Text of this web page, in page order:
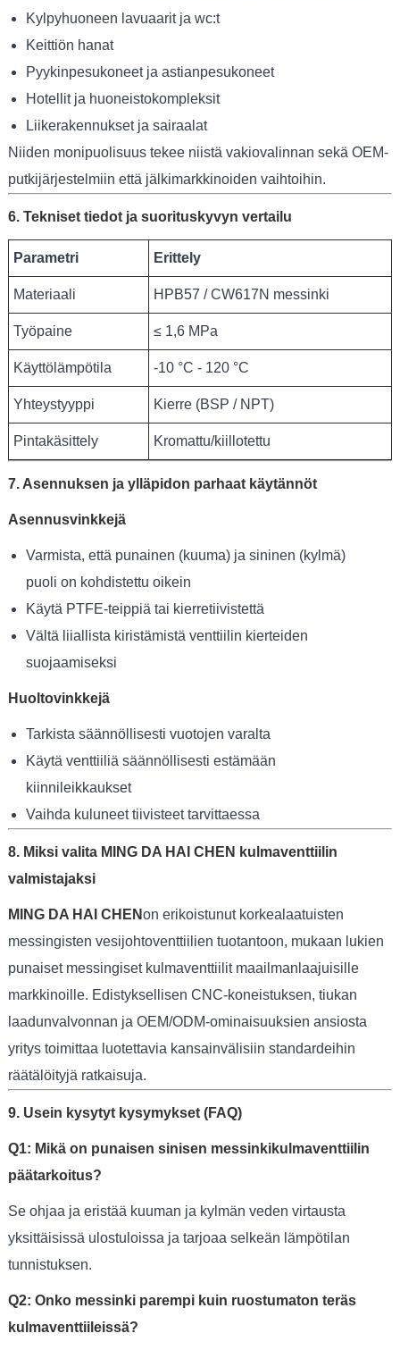
Kylpyhuoneen lavuaarit ja wc:t
Keittiön hanat
Pyykinpesukoneet ja astianpesukoneet
Hotellit ja huoneistokompleksit
Liikerakennukset ja sairaalat
Niiden monipuolisuus tekee niistä vakiovalinnan sekä OEM-
putkijärjestelmiin että jälkimarkkinoiden vaihtoihin.
6. Tekniset tiedot ja suorituskyvyn vertailu
Parametri Erittely
Materiaali HPB57 / CW617N messinki
Työpaine ≤ 1,6 MPa
Käyttölämpötila -10 °C - 120 °C
Yhteystyyppi Kierre (BSP / NPT)
Pintakäsittely Kromattu/kiillotettu
7. Asennuksen ja ylläpidon parhaat käytännöt
Asennusvinkkejä
Varmista, että punainen (kuuma) ja sininen (kylmä)
puoli on kohdistettu oikein
Käytä PTFE-teippiä tai kierretiivistettä
Vältä liiallista kiristämistä venttiilin kierteiden
suojaamiseksi
Huoltovinkkejä
Tarkista säännöllisesti vuotojen varalta
Käytä venttiiliä säännöllisesti estämään
kiinnileikkaukset
Vaihda kuluneet tiivisteet tarvittaessa
8. Miksi valita MING DA HAI CHEN kulmaventtiilin
valmistajaksi
MING DA HAI CHENon erikoistunut korkealaatuisten
messingisten vesijohtoventtiilien tuotantoon, mukaan lukien
punaiset messingiset kulmaventtiilit maailmanlaajuisille
markkinoille. Edistyksellisen CNC-koneistuksen, tiukan
laadunvalvonnan ja OEM/ODM-ominaisuuksien ansiosta
yritys toimittaa luotettavia kansainvälisiin standardeihin
räätälöityjä ratkaisuja.
9. Usein kysytyt kysymykset (FAQ)
Q1: Mikä on punaisen sinisen messinkikulmaventtiilin
päätarkoitus?
Se ohjaa ja eristää kuuman ja kylmän veden virtausta
yksittäisissä ulostuloissa ja tarjoaa selkeän lämpötilan
tunnistuksen.
Q2: Onko messinki parempi kuin ruostumaton teräs
kulmaventtiileissä?